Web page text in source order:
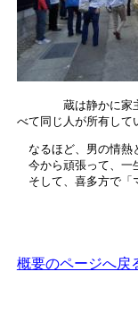
蔵は静かに家主
べて同じ人が所有し
なるほど、男の情熱
今から頑張って、一
そして、喜多方で「
概要のページへ戻